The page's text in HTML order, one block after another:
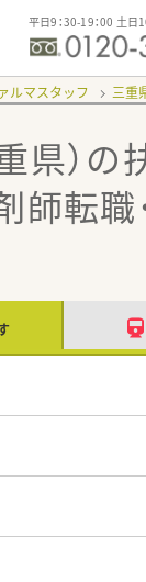
平日9：30-19：00 土日
ルマスタッフ 三重
県）の
師転職